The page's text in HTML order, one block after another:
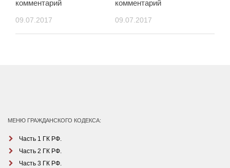
комментарий
09.07.2017
комментарий
09.07.2017
МЕНЮ ГРАЖДАНСКОГО КОДЕКСА:
Часть 1 ГК РФ.
Часть 2 ГК РФ.
Часть 3 ГК РФ.